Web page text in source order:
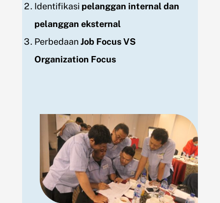
Identifikasi pelanggan internal dan
pelanggan eksternal
PerbedaanJob Focus VS
Organization Focus